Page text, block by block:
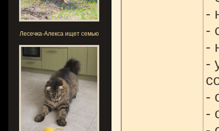
Лесечка-Алекса ищет семью
-
-
-
-
-
-